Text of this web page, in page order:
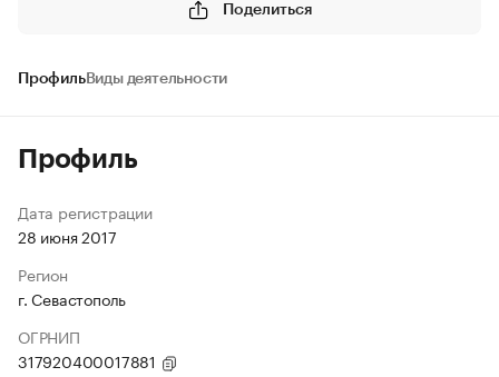
Поделиться
ПрофильВиды деятельности
Профиль
Дата регистрации
28 июня 2017
Регион
г. Севастополь
ОГРНИП
317920400017881